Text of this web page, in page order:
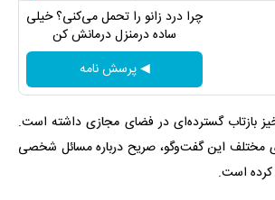
چرا درد زانو را تحمل می‌کنی؟ خیلی
ساده درمنزل درمانش کن
◀ پرسش نامه
بازتاب گسترده‌ای در فضای مجازی داشته است.
مختلف این گفت‌وگو، صریح درباره مسائل شخصی
است.